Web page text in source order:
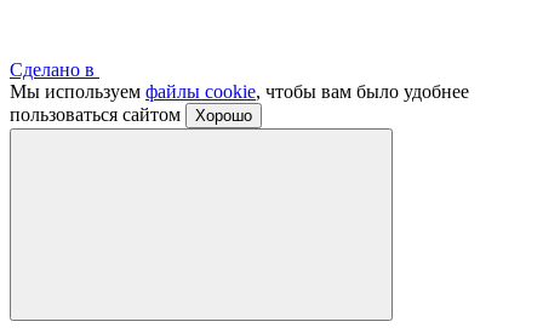
Сделано в
Мы используем файлы cookie, чтобы вам было удобнее
пользоваться сайтом
Хорошо